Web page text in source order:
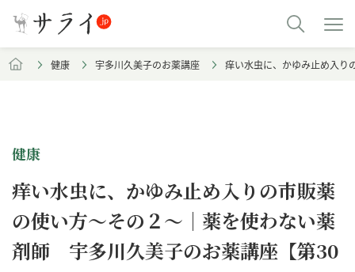
健康 宇多川久美子のお薬講座 痒い水虫に、かゆみ止め入
健康
痒い水虫に、かゆみ止め入りの市販薬
の使い方〜その２～｜薬を使わない薬
剤師 宇多川久美子のお薬講座【第30